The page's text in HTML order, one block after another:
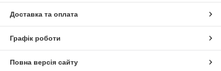
Доставка та оплата
Графік роботи
Повна версія сайту